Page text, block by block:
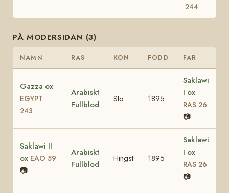
244
PÅ MODERSIDAN (3)
NAMN RAS KÖN FÖDD FAR
Gazza ox
EGYPT
243
Arabiskt
Fullblod
Sto 1895
Saklawi
I ox
RAS 26
📷
Saklawi II
ox EAO 59
📷
Arabiskt
Fullblod
Hingst 1895
Saklawi
I ox
RAS 26
📷